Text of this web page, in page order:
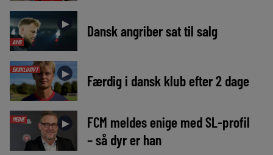
AVIS
► Dansk angriber sat til salg
EKSKLUSIVT ► Færdig i dansk klub efter 2 dage
MEDIE ►
FCM meldes enige med SL-profil
– så dyr er han